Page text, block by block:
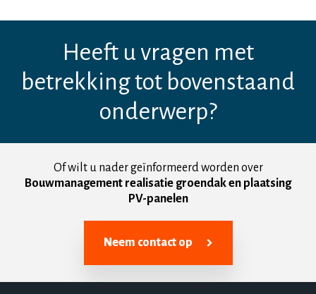
Heeft u vragen met
betrekking tot bovenstaand
onderwerp?
Of wilt u nader geïnformeerd worden over
Bouwmanagement realisatie groendak en plaatsing
PV-panelen
Neem contact op